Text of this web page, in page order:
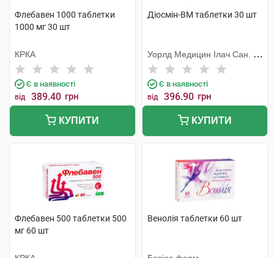
Флебавен 1000 таблетки
1000 мг 30 шт
КРКА
Є в наявності
від 389.40 грн
КУПИТИ
Діосмін-ВМ таблетки 30 шт
Уорлд Медицин Ілач Сан. Ве
Тідж
Є в наявності
від 396.90 грн
КУПИТИ
Флебавен 500 таблетки 500
мг 60 шт
Венолія таблетки 60 шт